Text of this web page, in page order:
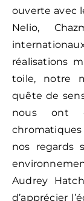
ouverte avec
Nelio,
réalisations
toile, notre
quête de
nous ont
nos regards
Audrey
d’apprécier